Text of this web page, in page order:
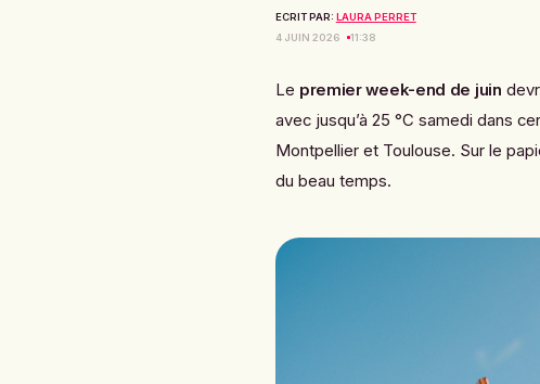
ECRIT PAR: LAURA PERRET
4 JUIN 2026
11:38
Le premier week-end de juin
avec jusqu’à 25 °C samedi dans
Montpellier et Toulouse. Sur le
du beau temps.